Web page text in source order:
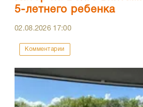
5-летнего ребенка
02.08.2026 17:00
Комментарии